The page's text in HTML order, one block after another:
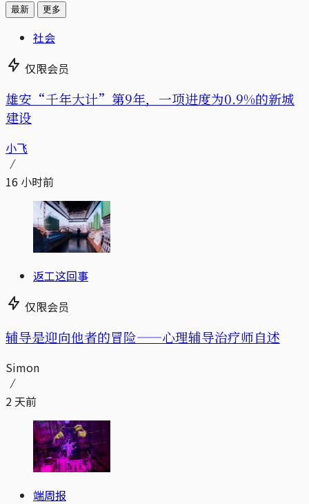
最新 更多
社会
仅限会员
雄安“千年大计”第9年，一项进度为0.9%的新城
建设
小飞
16 小时前
返工这回事
仅限会员
辅导是迎向他者的冒险——心理辅导治疗师自述
Simon
2 天前
端周报